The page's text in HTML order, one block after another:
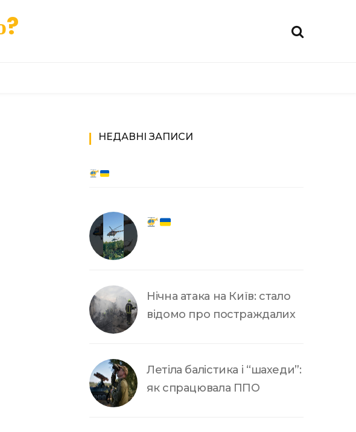
НЕДАВНІ ЗАПИСИ
Нічна атака на Київ: стало
відомо про постраждалих
Летіла балістика і “шахеди”:
як спрацювала ППО